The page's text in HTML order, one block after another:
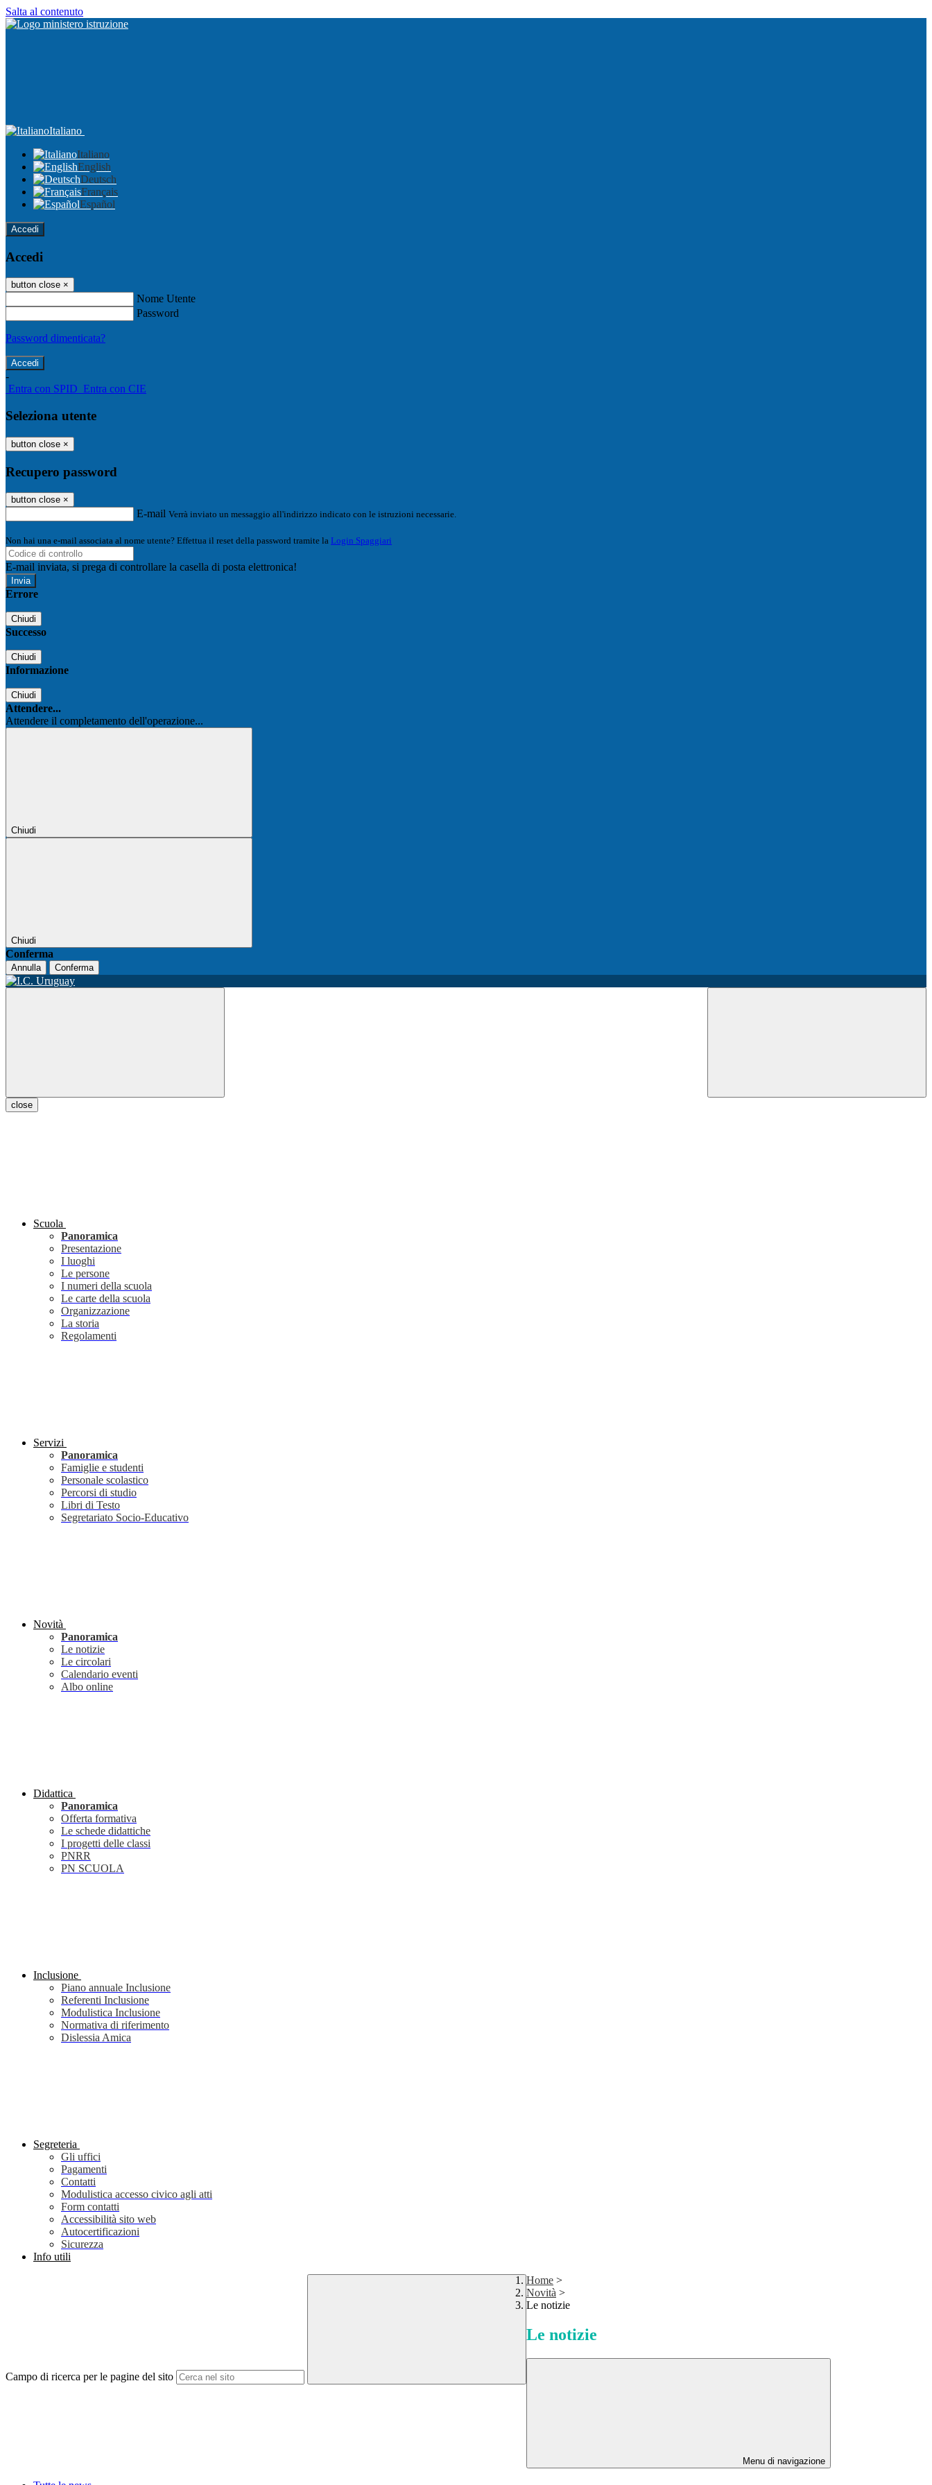
Salta al contenuto
Italiano
Italiano
English
Deutsch
Français
Español
Accedi
Accedi
button close ×
Nome Utente
Password
Password dimenticata?
-
Entra con SPID Entra con CIE
Seleziona utente
button close ×
Recupero password
button close ×
E-mail Verrà inviato un messaggio all'indirizzo indicato con le istruzioni necessarie.
Non hai una e-mail associata al nome utente? Effettua il reset della password tramite la Login Spaggiari
E-mail inviata, si prega di controllare la casella di posta elettronica!
Errore
Chiudi
Successo
Chiudi
Informazione
Chiudi
Attendere...
Attendere il completamento dell'operazione...
Chiudi
Chiudi
Conferma
Annulla Conferma
close
Scuola
Panoramica
Presentazione
I luoghi
Le persone
I numeri della scuola
Le carte della scuola
Organizzazione
La storia
Regolamenti
Servizi
Panoramica
Famiglie e studenti
Personale scolastico
Percorsi di studio
Libri di Testo
Segretariato Socio-Educativo
Novità
Panoramica
Le notizie
Le circolari
Calendario eventi
Albo online
Didattica
Panoramica
Offerta formativa
Le schede didattiche
I progetti delle classi
PNRR
PN SCUOLA
Inclusione
Piano annuale Inclusione
Referenti Inclusione
Modulistica Inclusione
Normativa di riferimento
Dislessia Amica
Segreteria
Gli uffici
Pagamenti
Contatti
Modulistica accesso civico agli atti
Form contatti
Accessibilità sito web
Autocertificazioni
Sicurezza
Info utili
Campo di ricerca per le pagine del sito
Home >
Novità >
Le notizie
Le notizie
Menu di navigazione